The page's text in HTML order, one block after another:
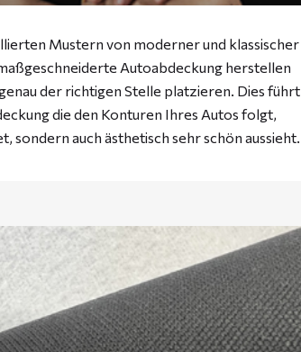
Mustern von moderner und klassischer
Autoabdeckung herstellen
der richtigen Stelle platzieren. Dies führt
die den Konturen Ihres Autos folgt,
sondern auch ästhetisch sehr schön aussieht.